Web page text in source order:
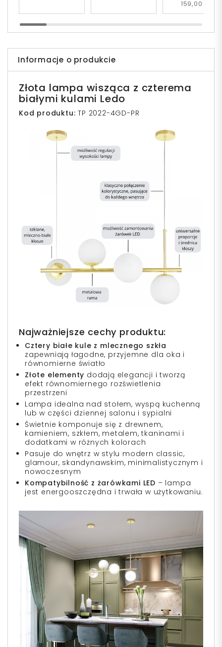
159,00 zł
Informacje o produkcie
Złota lampa wisząca z czterema
białymi kulami Ledo
Kod produktu:TP 2022-4GD-PR
Najważniejsze cechy produktu:
Cztery białe kule z mlecznego szkła
zapewniają łagodne, przyjemne dla oka i
równomierne światło
Złote elementy dodają elegancji i tworzą
efekt równomiernego rozświetlenia
przestrzeni
Lampa idealna nad stołem, wyspą kuchenną
lub w części dziennej salonu i sypialni
Świetnie komponuje się z drewnem,
kamieniem, szkłem, metalem, tkaninami i
dodatkami w różnych kolorach
Pasuje do wnętrz w stylu modern classic,
glamour, skandynawskim, minimalistycznym i
nowoczesnym
Kompatybilność z żarówkami LED – lampa
jest energooszczędna i trwała w użytkowaniu.